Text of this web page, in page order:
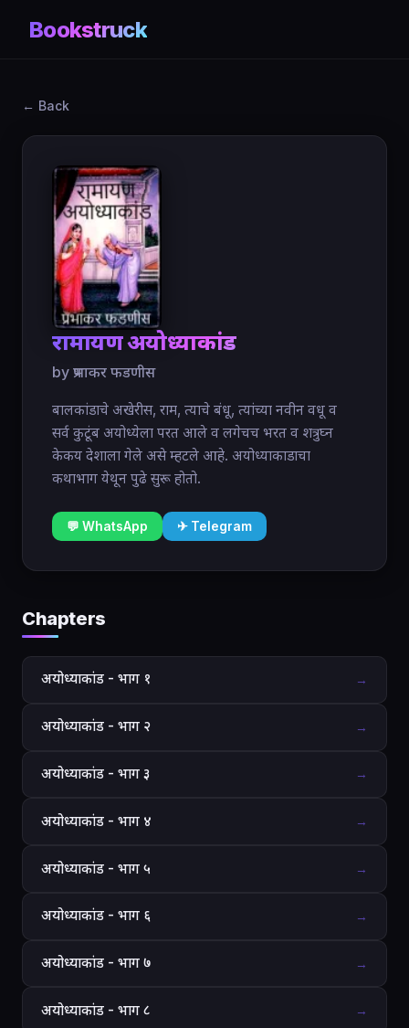
Bookstruck
← Back
रामायण अयोध्याकांड
by प्रभाकर फडणीस
बालकांडाचे अखेरीस, राम, त्याचे बंधू, त्यांच्या नवीन वधू व
सर्व कुटूंब अयोध्येला परत आले व लगेचच भरत व शत्रुघ्न
केकय देशाला गेले असे म्हटले आहे. अयोध्याकाडाचा
कथाभाग येथून पुढे सुरू होतो.
💬 WhatsApp ✈ Telegram
Chapters
अयोध्याकांड - भाग १ →
अयोध्याकांड - भाग २ →
अयोध्याकांड - भाग ३ →
अयोध्याकांड - भाग ४ →
अयोध्याकांड - भाग ५ →
अयोध्याकांड - भाग ६ →
अयोध्याकांड - भाग ७ →
अयोध्याकांड - भाग ८ →